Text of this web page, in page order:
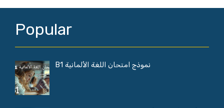
Popular
نموذج امتحان اللغة الألمانية B1